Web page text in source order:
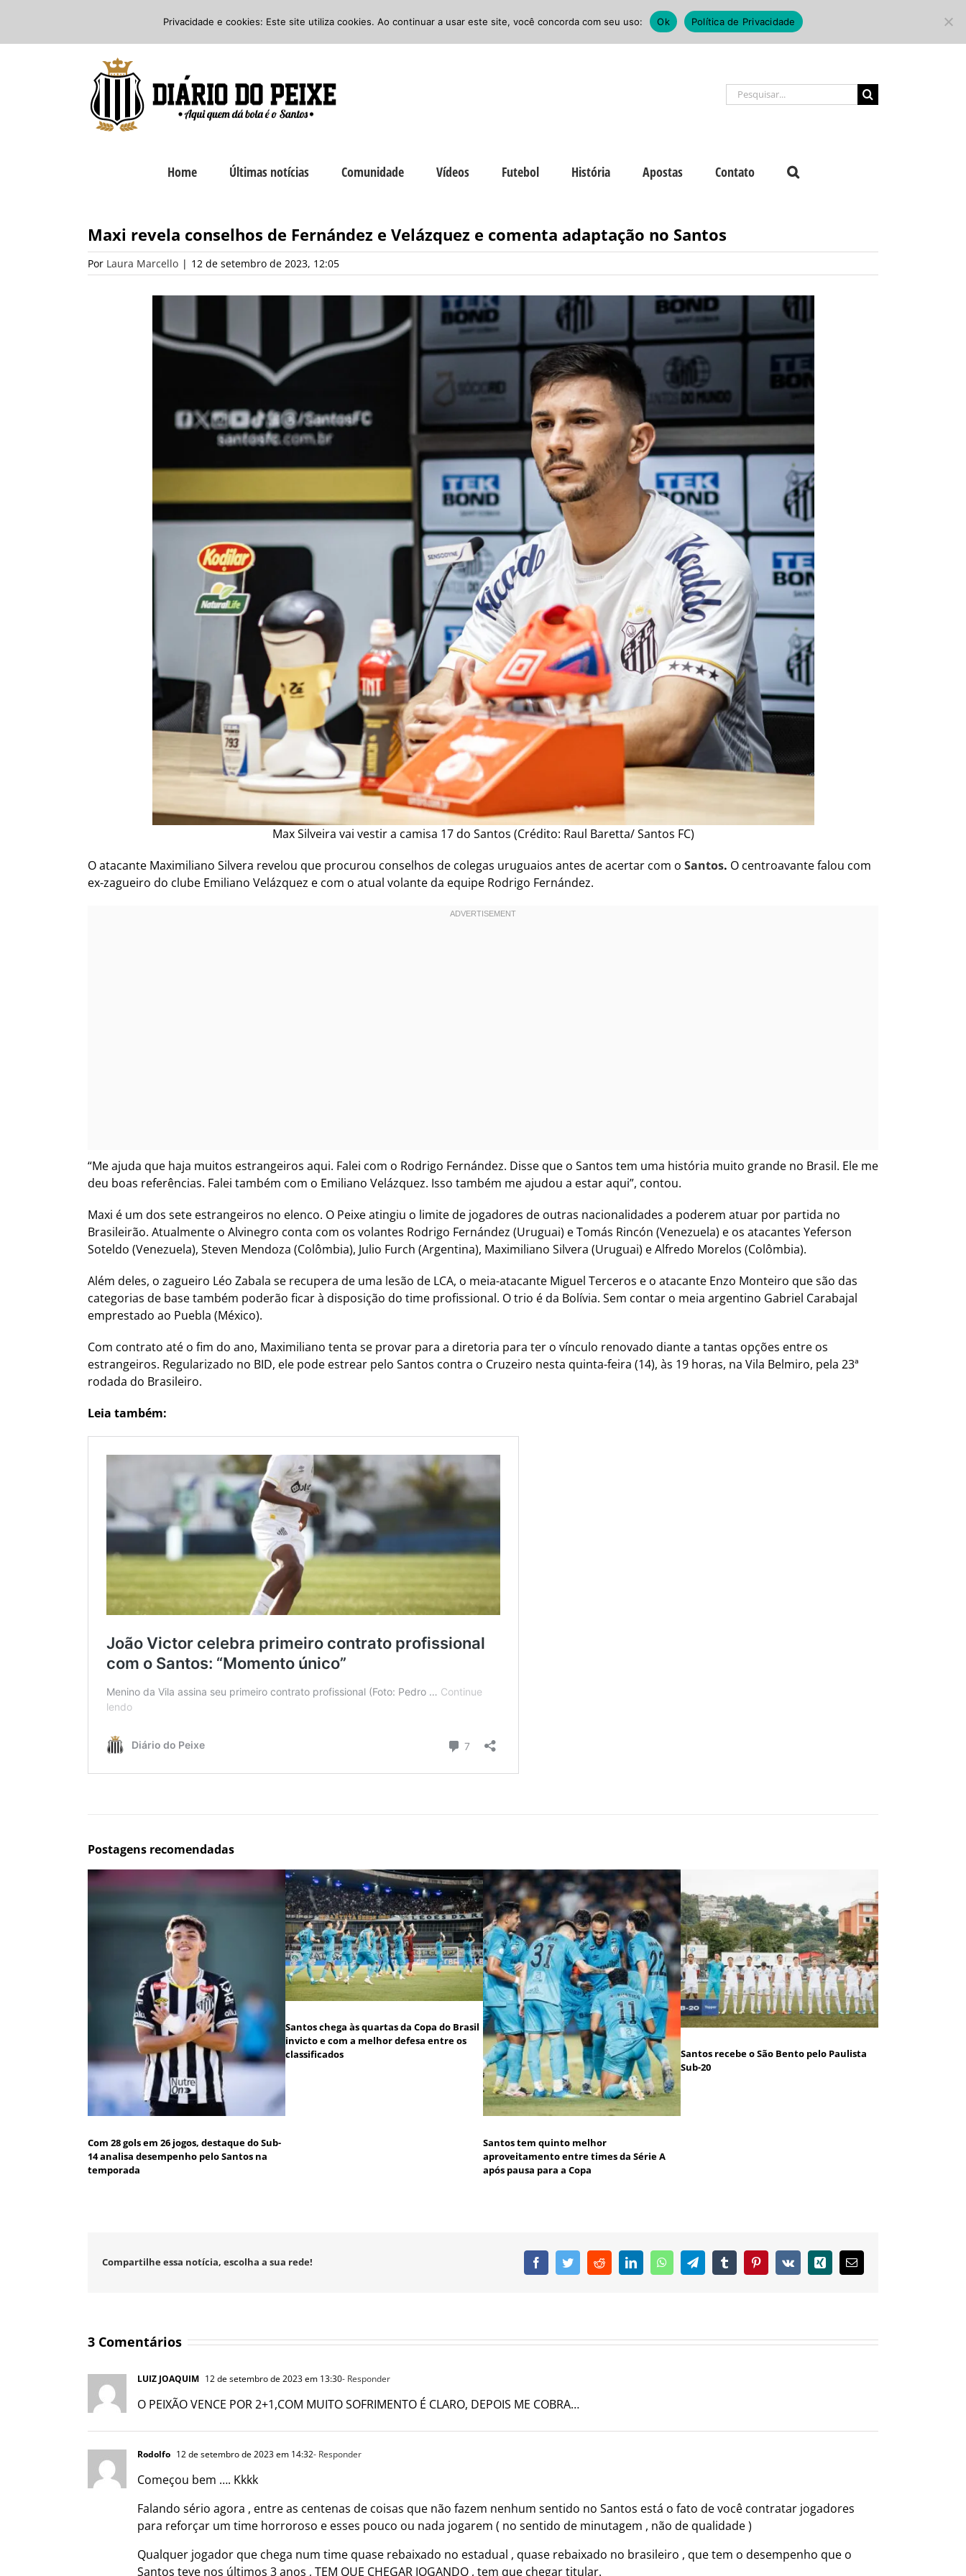
o
Facebook
Instagram
Buscar
resultados
Home Últimas notícias Comunidade Vídeos Futebol História Apostas Contato
Maxi revela conselhos de Fernández e Velázquez e comenta adaptação no Santos
Por Laura Marcello | 12 de setembro de 2023, 12:05
Max Silveira vai vestir a camisa 17 do Santos (Crédito: Raul Baretta/ Santos FC)
O atacante Maximiliano Silvera revelou que procurou conselhos de colegas uruguaios antes de acertar com o Santos. O centroavante falou com
ex-zagueiro do clube Emiliano Velázquez e com o atual volante da equipe Rodrigo Fernández.
“Me ajuda que haja muitos estrangeiros aqui. Falei com o Rodrigo Fernández. Disse que o Santos tem uma história muito grande no Brasil. Ele me
deu boas referências. Falei também com o Emiliano Velázquez. Isso também me ajudou a estar aqui”, contou.
Maxi é um dos sete estrangeiros no elenco. O Peixe atingiu o limite de jogadores de outras nacionalidades a poderem atuar por partida no
Brasileirão. Atualmente o Alvinegro conta com os volantes Rodrigo Fernández (Uruguai) e Tomás Rincón (Venezuela) e os atacantes Yeferson
Soteldo (Venezuela), Steven Mendoza (Colômbia), Julio Furch (Argentina), Maximiliano Silvera (Uruguai) e Alfredo Morelos (Colômbia).
Além deles, o zagueiro Léo Zabala se recupera de uma lesão de LCA, o meia-atacante Miguel Terceros e o atacante Enzo Monteiro que são das
categorias de base também poderão ficar à disposição do time profissional. O trio é da Bolívia. Sem contar o meia argentino Gabriel Carabajal
emprestado ao Puebla (México).
Com contrato até o fim do ano, Maximiliano tenta se provar para a diretoria para ter o vínculo renovado diante a tantas opções entre os
estrangeiros. Regularizado no BID, ele pode estrear pelo Santos contra o Cruzeiro nesta quinta-feira (14), às 19 horas, na Vila Belmiro, pela 23ª
rodada do Brasileiro.
Leia também:
Postagens recomendadas
Com 28 gols em 26 jogos, destaque do Sub-
14 analisa desempenho pelo Santos na
temporada
Santos chega às quartas da Copa do Brasil
invicto e com a melhor defesa entre os
classificados
Santos tem quinto melhor
aproveitamento entre times da Série A
após pausa para a Copa
Santos recebe o São Bento pelo Paulista
Sub-20
Compartilhe essa notícia, escolha a sua rede! FacebookTwitterRedditLinkedInWhatsAppTelegramTumblr PinterestVk Xing
E-
mail
3 Comentários
LUIZ JOAQUIM 12 de setembro de 2023 em 13:30- Responder
O PEIXÃO VENCE POR 2+1,COM MUITO SOFRIMENTO É CLARO, DEPOIS ME COBRA…
Rodolfo 12 de setembro de 2023 em 14:32- Responder
Começou bem …. Kkkk
Falando sério agora , entre as centenas de coisas que não fazem nenhum sentido no Santos está o fato de você contratar jogadores
para reforçar um time horroroso e esses pouco ou nada jogarem ( no sentido de minutagem , não de qualidade )
Qualquer jogador que chega num time quase rebaixado no estadual , quase rebaixado no brasileiro , que tem o desempenho que o
Santos teve nos últimos 3 anos , TEM QUE CHEGAR JOGANDO , tem que chegar titular.
Privacidade e cookies: Este site utiliza cookies. Ao continuar a usar este site, você concorda com seu uso: Ok Política de Privacidade